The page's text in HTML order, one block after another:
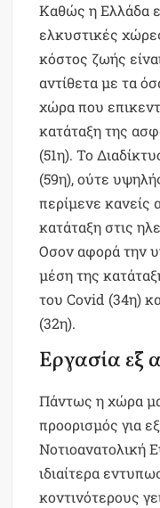
Καθώς η Ελλάδα
ελκυστικές
κόστος ζωής
αντίθετα με τα
χώρα που
κατάταξη της
(51η). Το
(59η), ούτε
περίμενε κανείς
κατάταξη στις
Οσον αφορά την
μέση της
του Covid (34η)
(32η).
Εργασία εξ
Πάντως η χώρα
προορισμός για
Νοτιοανατολική
ιδιαίτερα
κοντινότερους